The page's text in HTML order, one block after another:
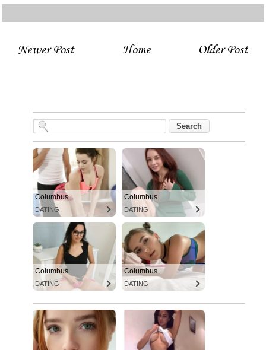
Newer Post Older Post
Home
Columbus
DATING
Columbus
DATING
Columbus
DATING
Columbus
DATING